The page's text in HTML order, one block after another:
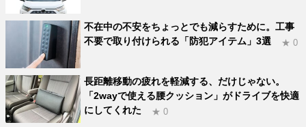
不在中の不安をちょっとでも減らすために。工事
不要で取り付けられる「防犯アイテム」3選
★ 0
長距離移動の疲れを軽減する、だけじゃない。
「2wayで使える腰クッション」がドライブを快適
にしてくれた
★ 0